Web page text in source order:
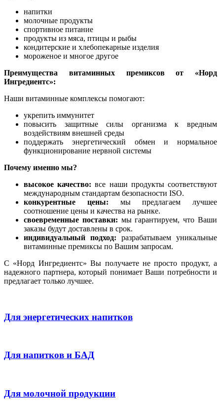
напитки
молочные продукты
спортивное питание
продукты из мяса, птицы и рыбы
кондитерские и хлебопекарные изделия
мороженое и многое другое
Преимущества витаминных премиксов от «Норд
Ингредиентс»:
Наши витаминные комплексы помогают:
укрепить иммунитет
повысить защитные силы организма к вредным
воздействиям внешней среды
поддержать энергетический обмен и нормальное
функционирование нервной системы
Почему именно мы?
высокое качество: все наши продукты соответствуют
международным стандартам безопасности ISO.
конкурентные цены: мы предлагаем лучшее
соотношение цены и качества на рынке.
своевременные поставки: мы гарантируем, что Ваши
заказы будут доставлены в срок.
индивидуальный подход: разрабатываем уникальные
витаминные премиксы по Вашим запросам.
С «Норд Ингредиентс» Вы получаете не просто продукт, а
надежного партнера, который понимает Ваши потребности и
предлагает только лучшее.
Для энергетических напитков
Для напитков и БАД
Для молочной продукции